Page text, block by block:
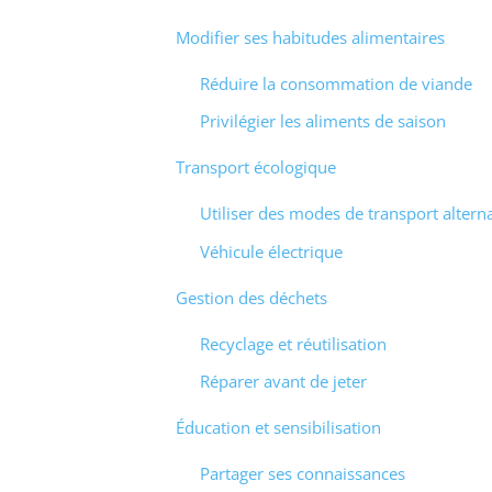
Modifier ses habitudes alimentaires
Réduire la consommation de viande
Privilégier les aliments de saison
Transport écologique
Utiliser des modes de transport
Véhicule électrique
Gestion des déchets
Recyclage et réutilisation
Réparer avant de jeter
Éducation et sensibilisation
Partager ses connaissances